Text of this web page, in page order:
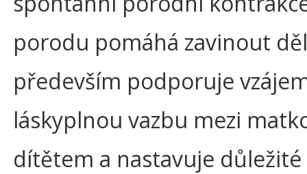
porodu pomáhá zavinout
především podporuje
láskyplnou vazbu mezi
dítětem a nastavuje důležité